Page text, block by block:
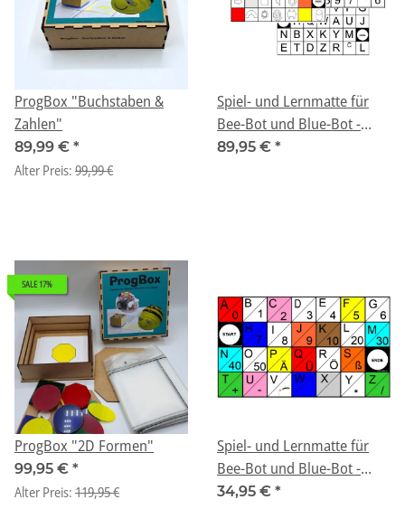
ProgBox "Buchstaben &
Zahlen"
89,99 € *
Alter Preis: 99,99 €
Spiel- und Lernmatte für
Bee-Bot und Blue-Bot -
"Basicset"
89,95 € *
SALE 17%
ProgBox "2D Formen"
99,95 € *
Alter Preis: 119,95 €
Spiel- und Lernmatte für
Bee-Bot und Blue-Bot -
"Buchstaben und Zahlen"
34,95 € *